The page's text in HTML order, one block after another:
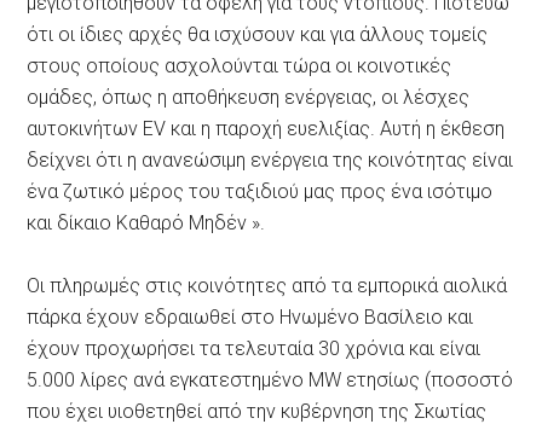
ότι οι ίδιες αρχές θα ισχύσουν και για άλλους τομείς
στους οποίους ασχολούνται τώρα οι κοινοτικές
ομάδες, όπως η αποθήκευση ενέργειας, οι λέσχες
αυτοκινήτων EV και η παροχή ευελιξίας. Αυτή η έκθεση
δείχνει ότι η ανανεώσιμη ενέργεια της κοινότητας είναι
ένα ζωτικό μέρος του ταξιδιού μας προς ένα ισότιμο
και δίκαιο Καθαρό Μηδέν ».
Οι πληρωμές στις κοινότητες από τα εμπορικά αιολικά
πάρκα έχουν εδραιωθεί στο Ηνωμένο Βασίλειο και
έχουν προχωρήσει τα τελευταία 30 χρόνια και είναι
5.000 λίρες ανά εγκατεστημένο MW ετησίως (ποσοστό
που έχει υιοθετηθεί από την κυβέρνηση της Σκωτίας